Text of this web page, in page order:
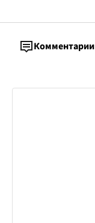
Комментарии